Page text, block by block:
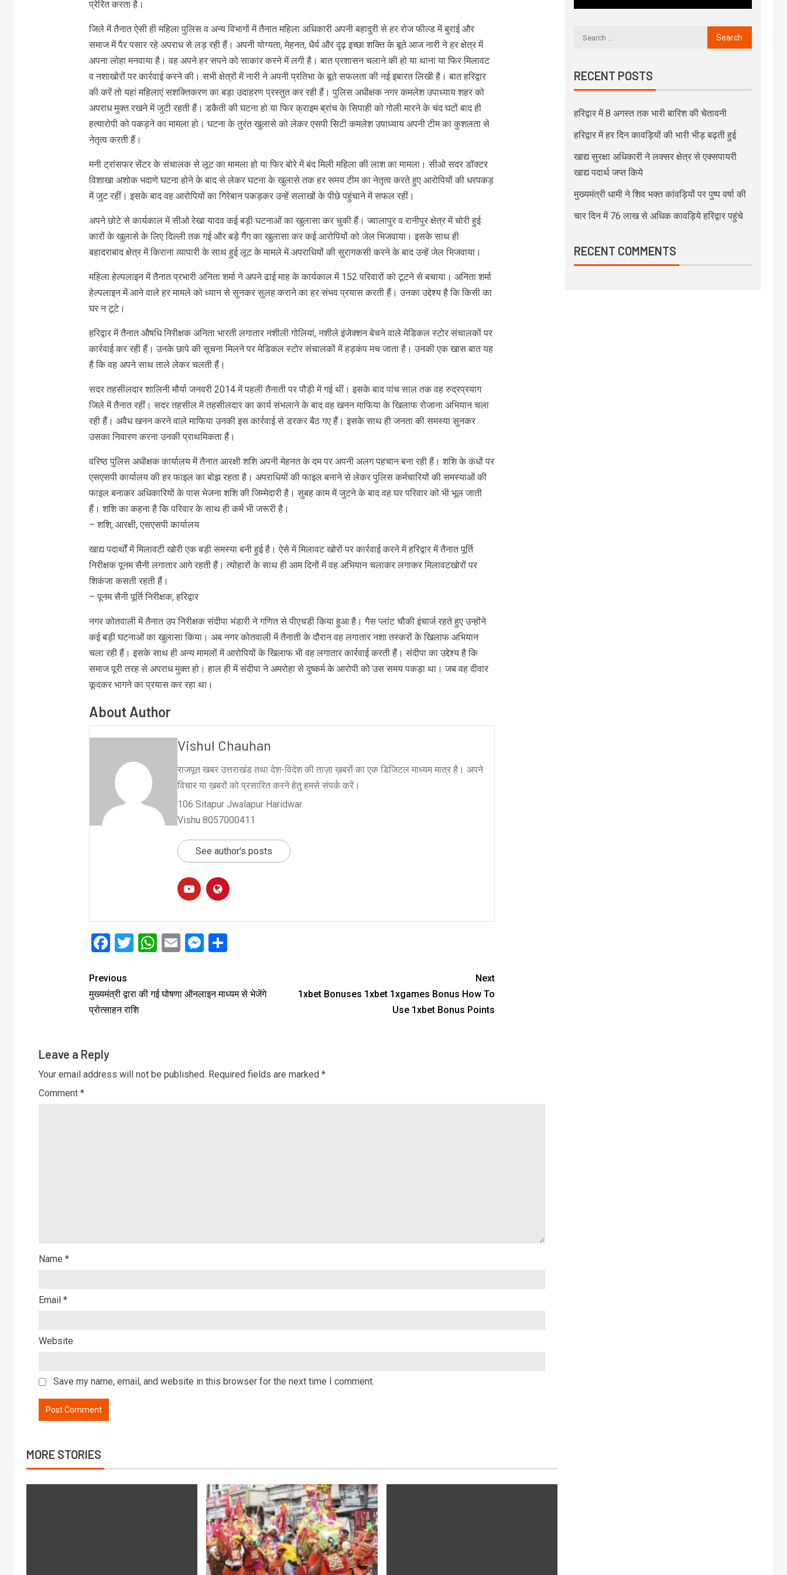
प्रेरित करता है।
जिले में तैनात ऐसी ही महिला पुलिस व अन्य विभागों में तैनात महिला अधिकारी अपनी बहादुरी से हर रोज फील्ड में बुराई और
समाज में पैर पसार रहे अपराध से लड़ रही हैं। अपनी योग्यता, मेहनत, धैर्य और दृढ़ इच्छा शक्ति के बूते आज नारी ने हर क्षेत्र में
अपना लोहा मनवाया है। वह अपने हर सपने को साकार करने में लगी है। बात प्रशासन चलाने की हो या थाना या फिर मिलावट
व नशाखोरों पर कार्रवाई करने की। सभी क्षेत्रों में नारी ने अपनी प्रतिभा के बूते सफलता की नई इबारत लिखी है। बात हरिद्वार
की करें तो यहां महिलाएं सशक्तिकरण का बड़ा उदाहरण प्रस्तुत कर रही हैं। पुलिस अधीक्षक नगर कमलेश उपाध्याय शहर को
अपराध मुक्त रखने में जुटी रहती हैं। डकैती की घटना हो या फिर क्राइम ब्रांच के सिपाही को गोली मारने के चंद घटों बाद ही
हत्यारोपी को पकड़ने का मामला हो। घटना के तुरंत खुलासे को लेकर एसपी सिटी कमलेश उपाध्याय अपनी टीम का कुशलता से
नेतृत्व करती हैं।
मनी ट्रांसफर सेंटर के संचालक से लूट का मामला हो या फिर बोरे में बंद मिली महिला की लाश का मामला। सीओ सदर डॉक्टर
विशाखा अशोक भदाणे घटना होने के बाद से लेकर घटना के खुलासे तक हर समय टीम का नेतृत्व करते हुए आरोपियों की धरपकड़
में जुट रहीं। इसके बाद वह आरोपियों का गिरेबान पकड़कर उन्हें सलाखों के पीछे पहुंचाने में सफल रहीं।
अपने छोटे से कार्यकाल में सीओ रेखा यादव कई बड़ी घटनाओं का खुलासा कर चुकी हैं। ज्वालापुर व रानीपुर क्षेत्र में चोरी हुई
कारों के खुलासे के लिए दिल्ली तक गई और बड़े गैंग का खुलासा कर कई आरोपियों को जेल भिजवाया। इसके साथ ही
बहादराबाद क्षेत्र में किराना व्यापारी के साथ हुई लूट के मामले में अपराधियों की सुरागकसी करने के बाद उन्हें जेल भिजवाया।
महिला हेल्पलाइन में तैनात प्रभारी अनिता शर्मा ने अपने ढाई माह के कार्यकाल में 152 परिवारों को टूटने से बचाया। अनिता शर्मा
हेल्पलाइन में आने वाले हर मामले को ध्यान से सुनकर सुलह कराने का हर संभव प्रयास करती हैं। उनका उद्देश्य है कि किसी का
घर न टूटे।
हरिद्वार में तैनात औषधि निरीक्षक अनिता भारती लगातार नशीली गोलियां, नशीले इंजेक्शन बेचने वाले मेडिकल स्टोर संचालकों पर
कार्रवाई कर रही हैं। उनके छापे की सूचना मिलने पर मेडिकल स्टोर संचालकों में हड़कंप मच जाता है। उनकी एक खास बात यह
है कि वह अपने साथ ताले लेकर चलती हैं।
सदर तहसीलदार शालिनी मौर्या जनवरी 2014 में पहली तैनाती पर पौड़ी में गई थीं। इसके बाद पांच साल तक वह रुद्रप्रयाग
जिले में तैनात रहीं। सदर तहसील में तहसीलदार का कार्य संभलाने के बाद वह खनन माफिया के खिलाफ रोजाना अभियान चला
रही हैं। अवैध खनन करने वाले माफिया उनकी इस कार्रवाई से डरकर बैठ गए हैं। इसके साथ ही जनता की समस्या सुनकर
उसका निवारण करना उनकी प्राथमिकता हैं।
वरिष्ठ पुलिस अधीक्षक कार्यालय में तैनात आरक्षी शशि अपनी मेहनत के दम पर अपनी अलग पहचान बना रही हैं। शशि के कंधों पर
एसएसपी कार्यालय की हर फाइल का बोझ रहता है। अपराधियों की फाइल बनाने से लेकर पुलिस कर्मचारियों की समस्याओं की
फाइल बनाकर अधिकारियों के पास भेजना शशि की जिम्मेदारी है। सुबह काम में जुटने के बाद वह घर परिवार को भी भूल जाती
हैं। शशि का कहना है कि परिवार के साथ ही कर्म भी जरूरी है।
– शशि, आरक्षी, एसएसपी कार्यालय
खाद्य पदार्थों में मिलावटी खोरी एक बड़ी समस्या बनी हुई है। ऐसे में मिलावट खोरों पर कार्रवाई करने में हरिद्वार में तैनात पूर्ति
निरीक्षक पूनम सैनी लगातार आगे रहती हैं। त्योहारों के साथ ही आम दिनों में वह अभियान चलाकर लगाकर मिलावटखोरों पर
शिकंजा कसती रहती हैं।
– पूनम सैनी पूर्ति निरीक्षक, हरिद्वार
नगर कोतवाली में तैनात उप निरीक्षक संदीपा भंडारी ने गणित से पीएचडी किया हुआ है। गैस प्लांट चौकी इंचार्ज रहते हुए उन्होंने
कई बड़ी घटनाओं का खुलासा किया। अब नगर कोतवाली में तैनाती के दौरान वह लगातार नशा तस्करों के खिलाफ अभियान
चला रही हैं। इसके साथ ही अन्य मामलों में आरोपियों के खिलाफ भी वह लगातार कार्रवाई करती हैं। संदीपा का उद्देश्य है कि
समाज पूरी तरह से अपराध मुक्त हो। हाल ही में संदीपा ने अमरोहा से दुष्कर्म के आरोपी को उस समय पकड़ा था। जब वह दीवार
कूदकर भागने का प्रयास कर रहा था।
About Author
Vishul Chauhan
राजपूत खबर उत्तराखंड तथा देश-विदेश की ताज़ा ख़बरों का एक डिजिटल माध्यम मात्र है। अपने
विचार या ख़बरों को प्रसारित करने हेतु हमसे संपर्क करें।
106 Sitapur Jwalapur Haridwar.
Vishu 8057000411
See author's posts
Facebook
Twitter
WhatsApp
EmailMessenger
Share
Previous
मुख्यमंत्री द्वारा की गई घोषणा ऑनलाइन माध्यम से भेजेंगे
प्रोत्साहन राशि
Next
1xbet Bonuses 1xbet 1xgames Bonus How To
Use 1xbet Bonus Points
Leave a Reply
Your email address will not be published. Required fields are marked *
Comment *
Name *
Email *
Website
Save my name, email, and website in this browser for the next time I comment.
MORE STORIES
RECENT POSTS
हरिद्वार में 8 अगस्त तक भारी बारिश की चेतावनी
हरिद्वार में हर दिन कावड़ियों की भारी भीड़ बढ़ती हुई
खाद्य सुरक्षा अधिकारी ने लक्सर क्षेत्र से एक्सपायरी
खाद्य पदार्थ जप्त किये
मुख्यमंत्री धामी ने शिव भक्त कांवड़ियों पर पुष्प वर्षा की
चार दिन में 76 लाख से अधिक कावड़िये हरिद्वार पहुंचे
RECENT COMMENTS